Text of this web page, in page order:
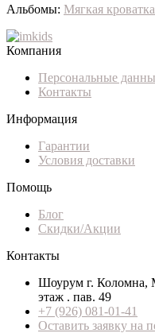
Альбомы: Мягкая
Компания
Персональные
Контакты
Информация
Гарантии
Условия доставки
Помощь
Блог
Скидки/Акции
Контакты
Шоурум г. Коломна,
этаж . пав. 49
+7 (926) 081-01-41
Оставить заявку на